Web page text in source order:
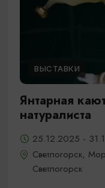
ВЫСТАВКИ
Янтарная
натуралиста
25.12.2025 -
Светлогорск,
Светлогорск